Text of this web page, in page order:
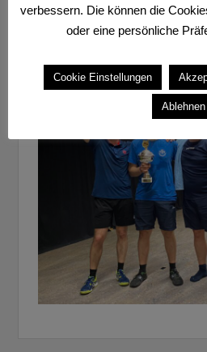
VM Erw –
verbessern. Die können die
oder eine persönliche
Cookie Einstellungen
Ablehnen